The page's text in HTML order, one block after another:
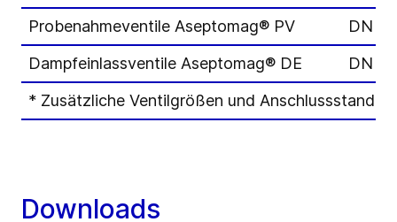
Probenahmeventile Aseptomag® PV
DN
Dampfeinlassventile Aseptomag® DE
DN
* Zusätzliche Ventilgrößen und
Downloads